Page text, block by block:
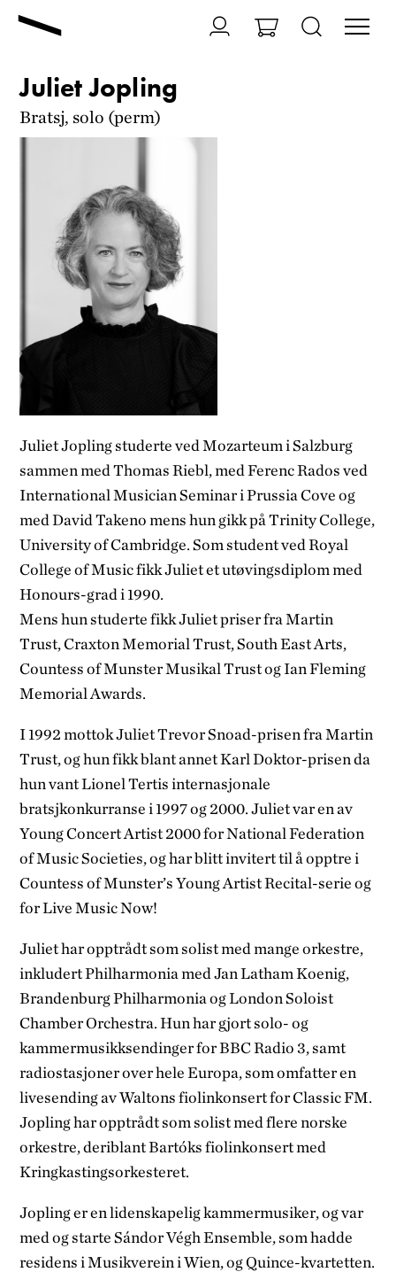
Juliet Jopling
Bratsj, solo (perm)
Juliet Jopling studerte ved Mozarteum i Salzburg
sammen med Thomas Riebl, med Ferenc Rados ved
International Musician Seminar i Prussia Cove og
med David Takeno mens hun gikk på Trinity College,
University of Cambridge. Som student ved Royal
College of Music fikk Juliet et utøvingsdiplom med
Honours-grad i 1990.
Mens hun studerte fikk Juliet priser fra Martin
Trust, Craxton Memorial Trust, South East Arts,
Countess of Munster Musikal Trust og Ian Fleming
Memorial Awards.
I 1992 mottok Juliet Trevor Snoad-prisen fra Martin
Trust, og hun fikk blant annet Karl Doktor-prisen da
hun vant Lionel Tertis internasjonale
bratsjkonkurranse i 1997 og 2000. Juliet var en av
Young Concert Artist 2000 for National Federation
of Music Societies, og har blitt invitert til å opptre i
Countess of Munster’s Young Artist Recital-serie og
for Live Music Now!
Juliet har opptrådt som solist med mange orkestre,
inkludert Philharmonia med Jan Latham Koenig,
Brandenburg Philharmonia og London Soloist
Chamber Orchestra. Hun har gjort solo- og
kammermusikksendinger for BBC Radio 3, samt
radiostasjoner over hele Europa, som omfatter en
livesending av Waltons fiolinkonsert for Classic FM.
Jopling har opptrådt som solist med flere norske
orkestre, deriblant Bartóks fiolinkonsert med
Kringkastingsorkesteret.
Jopling er en lidenskapelig kammermusiker, og var
med og starte Sándor Végh Ensemble, som hadde
residens i Musikverein i Wien, og Quince-kvartetten.